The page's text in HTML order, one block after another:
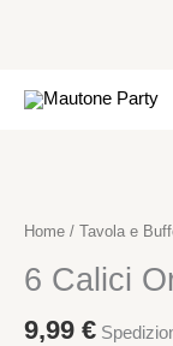
Home / Tavola e
6 Calici
9,99 €
Oro
cl